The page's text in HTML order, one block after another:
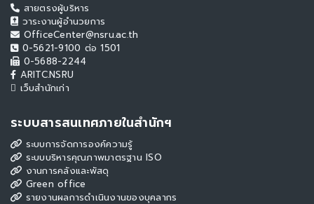
สายตรงผู้บริหาร
วาระงานผู้อำนวยการ
OfficeCenter@nsru.ac.th
0-5621-9100 ต่อ 1501
0-5688-2244
ARITC.NSRU
เว็บสำนักเก่า
ระบบสารสนเทศภายในสำนักฯ
ระบบการจัดการองค์ความรู้
ระบบบริหารคุณภาพมาตรฐาน ISO
งานการคลังและพัสดุ
Green office
รายงานผลการดำเนินงานของบุคลากร